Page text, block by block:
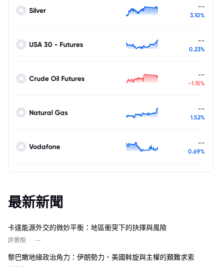
Silver --
3.10%
USA 30 - Futures --
0.23%
Crude Oil Futures --
-1.15%
Natural Gas --
1.52%
Vodafone --
0.69%
最新新聞
卡達能源外交的微妙平衡：地區衝突下的抉擇與風險
許景桓 --
黎巴嫩地緣政治角力：伊朗勢力、美國斡旋與主權的艱難求索